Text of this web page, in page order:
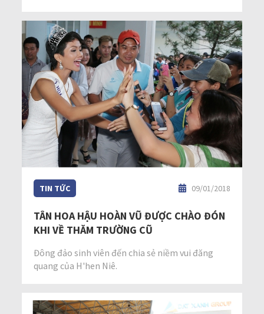
TIN TỨC 09/01/2018
TÂN HOA HẬU HOÀN VŨ ĐƯỢC CHÀO ĐÓN
KHI VỀ THĂM TRƯỜNG CŨ
Đông đảo sinh viên đến chia sẻ niềm vui đăng
quang của H'hen Niê.